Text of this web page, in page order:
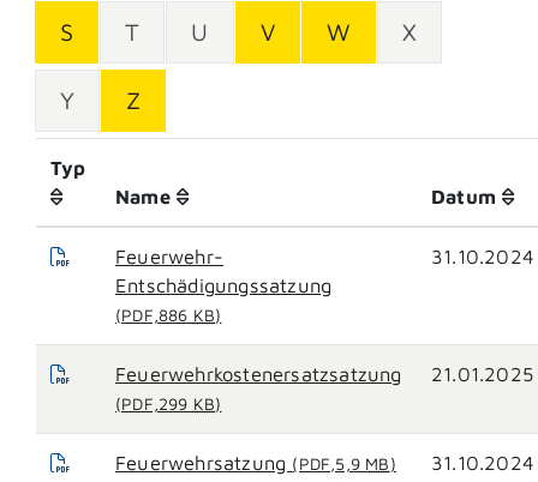
S T U V W X
Y Z
Typ
Name
Datum
Feuerwehr-
Entschädigungssatzung
(PDF,886 KB)
31.10.2024
Feuerwehrkostenersatzsatzung
(PDF,299 KB)
21.01.2025
Feuerwehrsatzung (PDF,5,9 MB) 31.10.2024